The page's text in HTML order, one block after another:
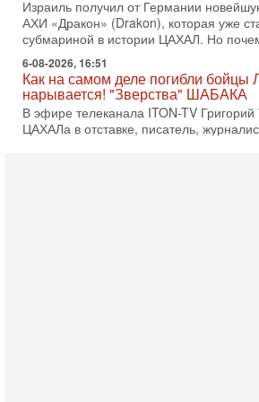
Израиль получил от Германии
АХИ «Дракон» (Drakon), которая уже
субмариной в истории ЦАХАЛ. Но
6-08-2026, 16:51
Как на самом деле погибли бойцы
нарывается! "Зверства" ШАБАКА
В эфире телеканала ITON-TV
ЦАХАЛа в отставке, писатель,